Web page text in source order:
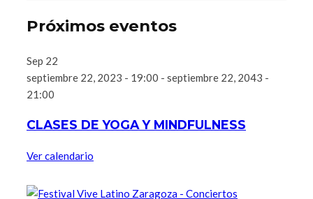
Próximos eventos
Sep 22
septiembre 22, 2023 - 19:00 - septiembre 22, 2043 -
21:00
CLASES DE YOGA Y MINDFULNESS
Ver calendario